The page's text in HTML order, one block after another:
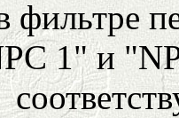
фильтре
1" и